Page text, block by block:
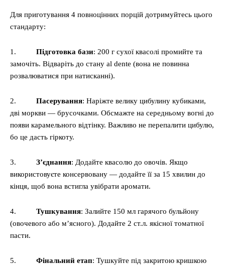
Для приготування 4 повноцінних порцій дотримуйтесь цього
стандарту:
1. Підготовка бази: 200 г сухої квасолі промийте та
замочіть. Відваріть до стану al dente (вона не повинна
розвалюватися при натисканні).
2. Пасерування: Наріжте велику цибулину кубиками,
дві моркви — брусочками. Обсмажте на середньому вогні до
появи карамельного відтінку. Важливо не перепалити цибулю,
бо це дасть гіркоту.
3. З’єднання: Додайте квасолю до овочів. Якщо
використовуєте консервовану — додайте її за 15 хвилин до
кінця, щоб вона встигла увібрати аромати.
4. Тушкування: Залийте 150 мл гарячого бульйону
(овочевого або м’ясного). Додайте 2 ст.л. якісної томатної
пасти.
5. Фінальний етап: Тушкуйте під закритою кришкою